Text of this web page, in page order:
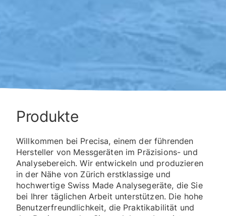
Produkte
Willkommen bei Precisa, einem der führenden
Hersteller von Messgeräten im Präzisions- und
Analysebereich. Wir entwickeln und produzieren
in der Nähe von Zürich erstklassige und
hochwertige Swiss Made Analysegeräte, die Sie
bei Ihrer täglichen Arbeit unterstützen. Die hohe
Benutzerfreundlichkeit, die Praktikabilität und